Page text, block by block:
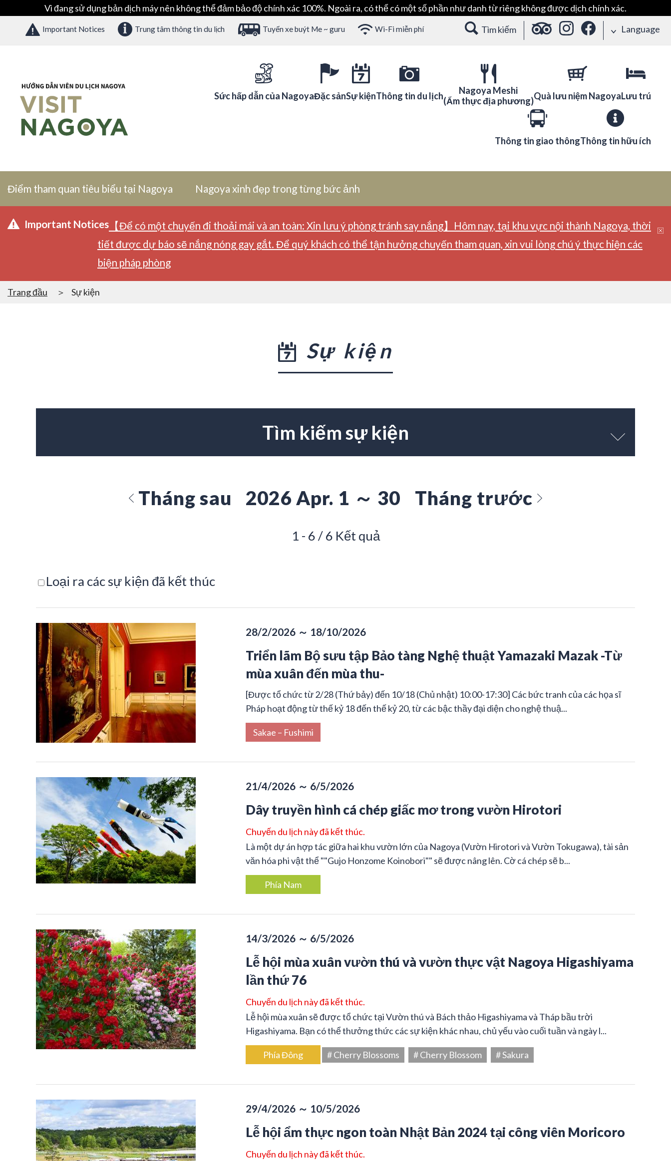
Vì đang sử dụng bản dịch máy nên không thể đảm bảo độ chính xác 100%. Ngoài ra, có thể có một số phần như danh từ riêng không được dịch chính xác.
Important Notices Trung tâm thông tin du lịch Tuyến xe buýt Me ~ guru Wi-Fi miễn phí Tìm kiếm Language
Sức hấp dẫn của NagoyaĐặc sảnSự kiệnThông tin du lịch
Nagoya Meshi
(Ẩm thực địa phương)Quà lưu niệm NagoyaLưu trú
Thông tin giao thôngThông tin hữu ích
Điểm tham quan tiêu biểu tại Nagoya Nagoya xinh đẹp trong từng bức ảnh
Important Notices 【Để có một chuyến đi thoải mái và an toàn: Xin lưu ý phòng tránh say nắng】Hôm nay, tại khu vực nội thành Nagoya, thời
tiết được dự báo sẽ nắng nóng gay gắt. Để quý khách có thể tận hưởng chuyến tham quan, xin vui lòng chú ý thực hiện các
biện pháp phòng
Trang đầu Sự kiện
Sự kiện
Tìm kiếm sự kiện
Tháng sau 2026 Apr. 1 ～ 30 Tháng trước
1 - 6 / 6 Kết quả
Loại ra các sự kiện đã kết thúc
28/2/2026 ～ 18/10/2026
Triển lãm Bộ sưu tập Bảo tàng Nghệ thuật Yamazaki Mazak -Từ
mùa xuân đến mùa thu-
[Được tổ chức từ 2/28 (Thứ bảy) đến 10/18 (Chủ nhật) 10:00-17:30] Các bức tranh của các họa sĩ
Pháp hoạt động từ thế kỷ 18 đến thế kỷ 20, từ các bậc thầy đại diện cho nghệ thuậ...
Sakae – Fushimi
21/4/2026 ～ 6/5/2026
Dây truyền hình cá chép giấc mơ trong vườn Hirotori
Chuyến du lịch này đã kết thúc.
Là một dự án hợp tác giữa hai khu vườn lớn của Nagoya (Vườn Hirotori và Vườn Tokugawa), tài sản
văn hóa phi vật thể ""Gujo Honzome Koinobori"" sẽ được nâng lên. Cờ cá chép sẽ b...
Phía Nam
14/3/2026 ～ 6/5/2026
Lễ hội mùa xuân vườn thú và vườn thực vật Nagoya Higashiyama
lần thứ 76
Chuyến du lịch này đã kết thúc.
Lễ hội mùa xuân sẽ được tổ chức tại Vườn thú và Bách thảo Higashiyama và Tháp bầu trời
Higashiyama. Bạn có thể thưởng thức các sự kiện khác nhau, chủ yếu vào cuối tuần và ngày l...
Phía Đông # Cherry Blossoms # Cherry Blossom # Sakura
29/4/2026 ～ 10/5/2026
Lễ hội ẩm thực ngon toàn Nhật Bản 2024 tại công viên Moricoro
Chuyến du lịch này đã kết thúc.